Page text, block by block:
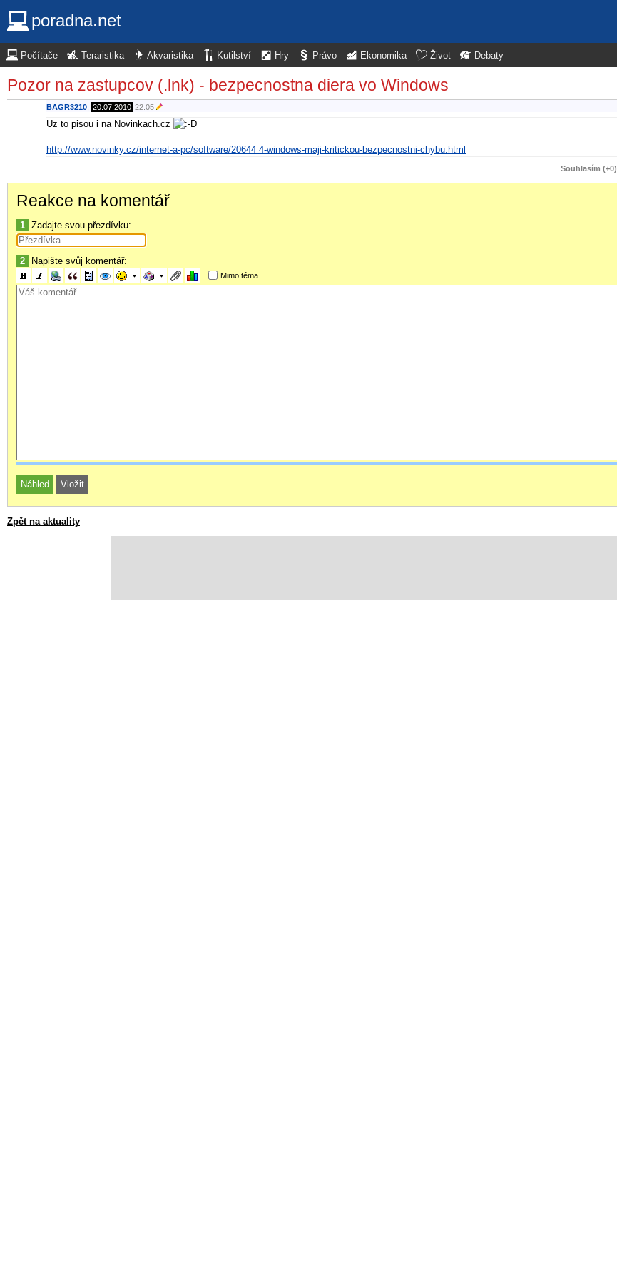
poradna.net
Počítače Teraristika Akvaristika Kutilství Hry Právo Ekonomika Život Debaty
Pozor na zastupcov (.lnk) - bezpecnostna diera vo Windows
BAGR3210 20.07.2010 22:05
Uz to pisou i na Novinkach.cz
http://www.novinky.cz/internet-a-pc/software/20644 4-windows-maji-kritickou-bezpecnostni-chybu.html
Souhlasím (+0)
Reakce na komentář
1 Zadajte svou přezdívku:
2 Napište svůj komentář:
Mimo téma
Zpět na aktuality